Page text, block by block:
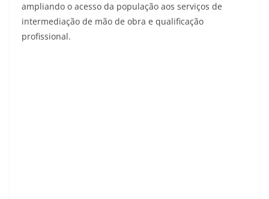
ampliando o acesso da população aos serviços de
intermediação de mão de obra e qualificação
profissional.